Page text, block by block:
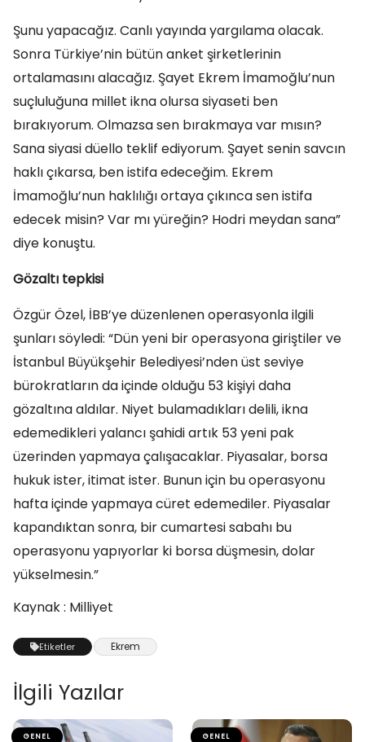
Şunu yapacağız. Canlı yayında yargılama olacak.
Sonra Türkiye’nin bütün anket şirketlerinin
ortalamasını alacağız. Şayet Ekrem İmamoğlu’nun
suçluluğuna millet ikna olursa siyaseti ben
bırakıyorum. Olmazsa sen bırakmaya var mısın?
Sana siyasi düello teklif ediyorum. Şayet senin savcın
haklı çıkarsa, ben istifa edeceğim. Ekrem
İmamoğlu’nun haklılığı ortaya çıkınca sen istifa
edecek misin? Var mı yüreğin? Hodri meydan sana”
diye konuştu.
Gözaltı tepkisi
Özgür Özel, İBB’ye düzenlenen operasyonla ilgili
şunları söyledi: “Dün yeni bir operasyona giriştiler ve
İstanbul Büyükşehir Belediyesi’nden üst seviye
bürokratların da içinde olduğu 53 kişiyi daha
gözaltına aldılar. Niyet bulamadıkları delili, ikna
edemedikleri yalancı şahidi artık 53 yeni pak
üzerinden yapmaya çalışacaklar. Piyasalar, borsa
hukuk ister, itimat ister. Bunun için bu operasyonu
hafta içinde yapmaya cüret edemediler. Piyasalar
kapandıktan sonra, bir cumartesi sabahı bu
operasyonu yapıyorlar ki borsa düşmesin, dolar
yükselmesin.”
Kaynak : Milliyet
Etiketler Ekrem
İlgili Yazılar
GENEL GENEL